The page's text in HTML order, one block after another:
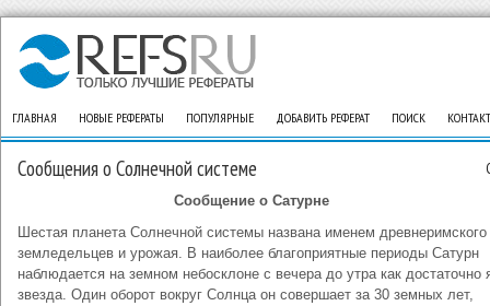
ГЛАВНАЯ НОВЫЕ РЕФЕРАТЫ ПОПУЛЯРНЫЕ ДОБАВИТЬ РЕФЕРАТ ПОИСК
Сообщения о Солнечной системе
Сообщение о Сатурне
Шестая планета Солнечной системы названа име­нем древнеримского
земледельцев и урожая. В наиболее благоприятные периоды Сатурн
наблюдается на земном небосклоне с вечера до утра как достаточно
звезда. Один оборот вокруг Солнца он соверша­ет за 30 земных лет,